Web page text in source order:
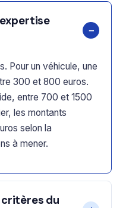
Pour un véhicule, une
300 et 800 euros.
entre 700 et 1500
les montants
selon la
à mener.
du